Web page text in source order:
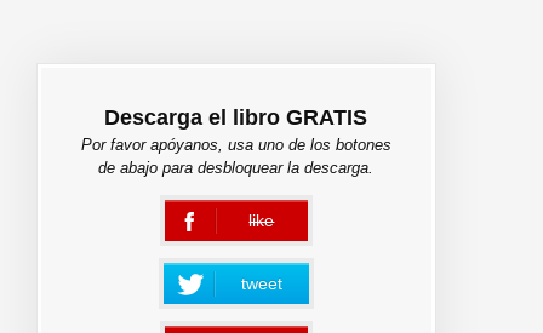
Descarga el libro GRATIS
Por favor apóyanos, usa uno de los botones
de abajo para desbloquear la descarga.
like
error
tweet